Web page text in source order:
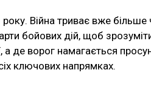
Війна триває вже
бойових дій, щоб
а де ворог намагається
ключових напрямках.